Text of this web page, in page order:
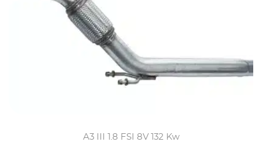
A3 III 1.8 FSI 8V 132 Kw